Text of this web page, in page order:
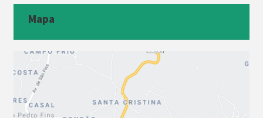
Mapa